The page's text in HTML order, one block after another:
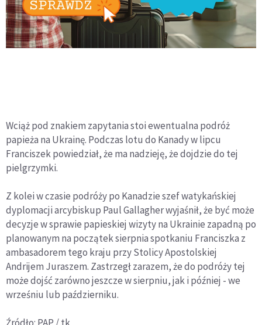
Wciąż pod znakiem zapytania stoi ewentualna podróż
papieża na Ukrainę. Podczas lotu do Kanady w lipcu
Franciszek powiedział, że ma nadzieję, że dojdzie do tej
pielgrzymki.
Z kolei w czasie podróży po Kanadzie szef watykańskiej
dyplomacji arcybiskup Paul Gallagher wyjaśnił, że być może
decyzje w sprawie papieskiej wizyty na Ukrainie zapadną po
planowanym na początek sierpnia spotkaniu Franciszka z
ambasadorem tego kraju przy Stolicy Apostolskiej
Andrijem Juraszem. Zastrzegł zarazem, że do podróży tej
może dojść zarówno jeszcze w sierpniu, jak i później - we
wrześniu lub październiku.